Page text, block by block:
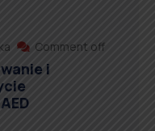
Comment off
i